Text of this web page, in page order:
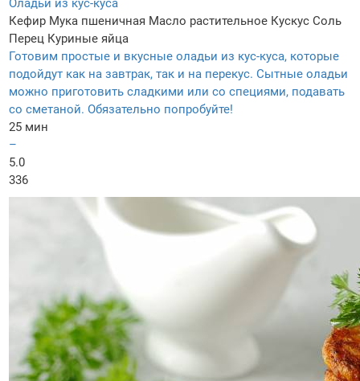
Оладьи из кус-куса
Кефир Мука пшеничная Масло растительное Кускус Соль
Перец Куриные яйца
Готовим простые и вкусные оладьи из кус-куса, которые
подойдут как на завтрак, так и на перекус. Сытные оладьи
можно приготовить сладкими или со специями, подавать
со сметаной. Обязательно попробуйте!
25 мин
–
5.0
336